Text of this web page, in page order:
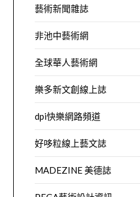
藝術新聞雜誌
非池中藝術網
全球華人藝術網
樂多新文創線上誌
dpi快樂網路頻道
好哆粒線上藝文誌
MADEZINE 美德誌